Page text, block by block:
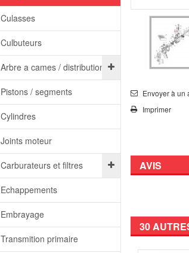
Culasses
Culbuteurs
Arbre a cames / distribution
Pistons / segments
Cylindres
Joints moteur
Carburateurs et filtres
Echappements
Embrayage
Transmition primaire
Envoyer à un
Imprimer
AVIS
30